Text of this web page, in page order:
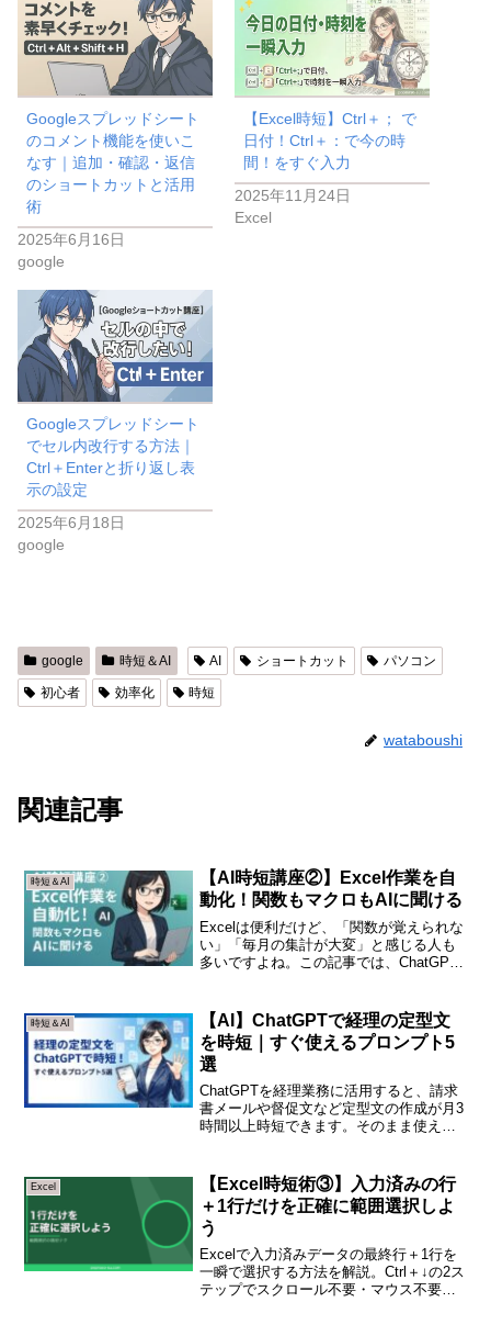
Googleスプレッドシート
のコメント機能を使いこ
なす｜追加・確認・返信
のショートカットと活用
術
2025年6月16日
google
【Excel時短】Ctrl＋； で
日付！Ctrl＋：で今の時
間！をすぐ入力
2025年11月24日
Excel
Googleスプレッドシート
でセル内改行する方法｜
Ctrl＋Enterと折り返し表
示の設定
2025年6月18日
google
google 時短＆AI AI ショートカット パソコン
初心者 効率化 時短
wataboushi
関連記事
時短＆AI
【AI時短講座②】Excel作業を自
動化！関数もマクロもAIに聞ける
Excelは便利だけど、「関数が覚えられな
い」「毎月の集計が大変」と感じる人も
多いですよね。この記事では、ChatGPT
間を減らして、AIに考えさせましょ
う。...
時短＆AI
【AI】ChatGPTで経理の定型文
を時短｜すぐ使えるプロンプト5
選
ChatGPTを経理業務に活用すると、請求
書メールや督促文など定型文の作成が月3
時間以上時短できます。そのまま使える
Excel
【Excel時短術③】入力済みの行
＋1行だけを正確に範囲選択しよ
う
Excelで入力済みデータの最終行＋1行を
一瞬で選択する方法を解説。Ctrl＋↓の2ス
テップでスクロール不要・マウス不要。